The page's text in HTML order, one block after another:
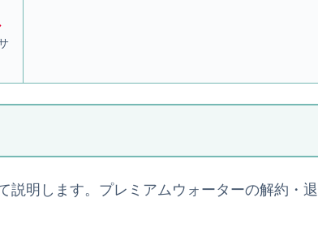
説明します。プレミアムウォーターの解約・退